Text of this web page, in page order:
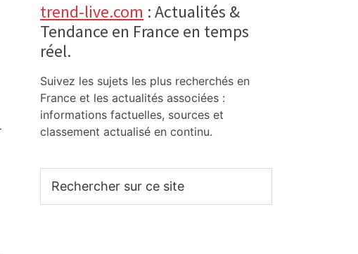
trend-live.com : Actualités &
Tendance en France en temps
réel.
Suivez les sujets les plus recherchés en
France et les actualités associées :
informations factuelles, sources et
classement actualisé en continu.
sur